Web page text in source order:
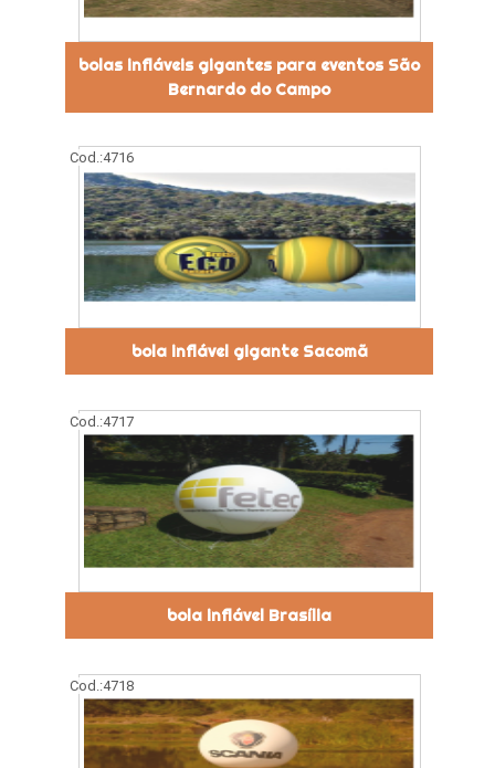
bolas infláveis gigantes para eventos São
Bernardo do Campo
Cod.:4716
bola inflável gigante Sacomã
Cod.:4717
bola inflável Brasília
Cod.:4718